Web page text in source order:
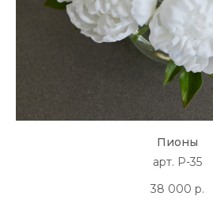
Пионы
арт. P-35
38 000 р.